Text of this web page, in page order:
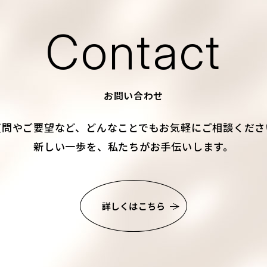
Contact
お問い合わせ
やご要望など、 どんなことでもお気軽にご相談くだ
新しい一歩を、私たちがお手伝いします。
詳しくはこちら